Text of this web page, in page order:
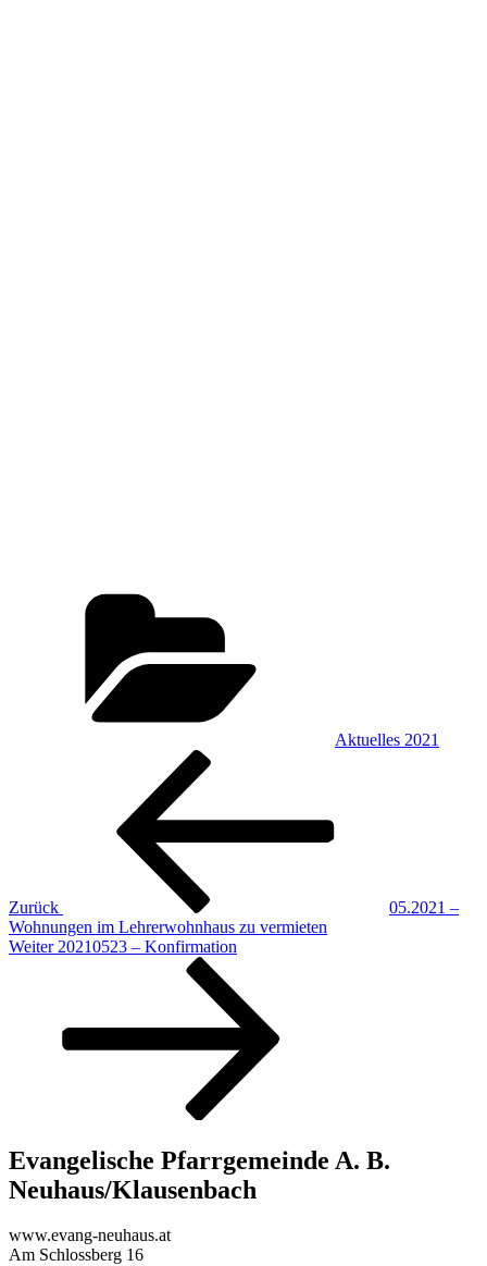
Aktuelles 2021
Beitragsnavigation
Zurück
05.2021 –
Wohnungen im Lehrerwohnhaus zu vermieten
Nächster
Weiter 20210523 – Konfirmation
Evangelische Pfarrgemeinde A. B.
Neuhaus/Klausenbach
www.evang-neuhaus.at
Am Schlossberg 16